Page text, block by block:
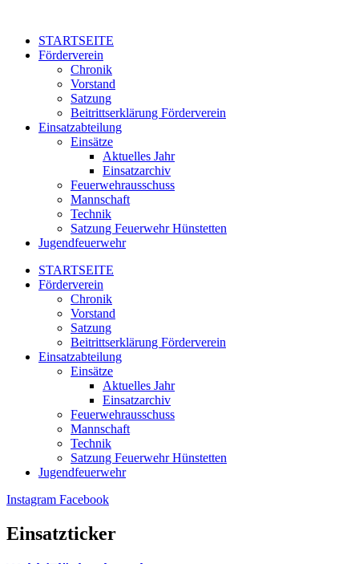
springenSTARTSEITE
Förderverein
Chronik
Vorstand
Satzung
Beitrittserklärung Förderverein
Einsatzabteilung
Einsätze
Aktuelles Jahr
Einsatzarchiv
Feuerwehrausschuss
Mannschaft
Technik
Satzung Feuerwehr Hünstetten
Jugendfeuerwehr
STARTSEITE
Förderverein
Chronik
Vorstand
Satzung
Beitrittserklärung Förderverein
Einsatzabteilung
Einsätze
Aktuelles Jahr
Einsatzarchiv
Feuerwehrausschuss
Mannschaft
Technik
Satzung Feuerwehr Hünstetten
Jugendfeuerwehr
Instagram Facebook
Einsatzticker